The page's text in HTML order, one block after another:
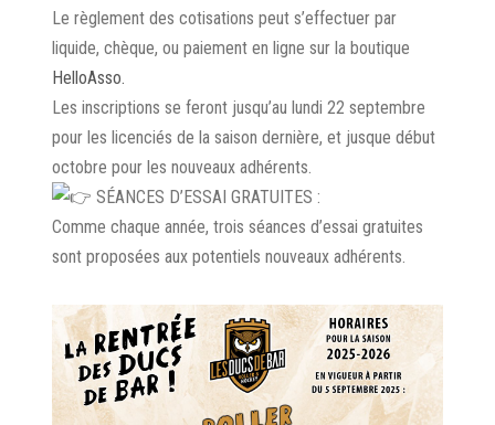
Le règlement des cotisations peut s’effectuer par
liquide, chèque, ou paiement en ligne sur la boutique
HelloAsso.
Les inscriptions se feront jusqu’au lundi 22 septembre
pour les licenciés de la saison dernière, et jusque début
octobre pour les nouveaux adhérents.
SÉANCES D’ESSAI GRATUITES :
Comme chaque année, trois séances d’essai gratuites
sont proposées aux potentiels nouveaux adhérents.